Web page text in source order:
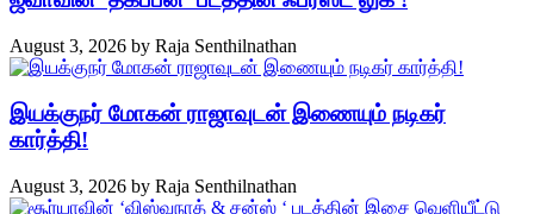
August 3, 2026 by Raja Senthilnathan
இயக்குநர் மோகன் ராஜாவுடன் இணையும் நடிகர்
கார்த்தி!
August 3, 2026 by Raja Senthilnathan